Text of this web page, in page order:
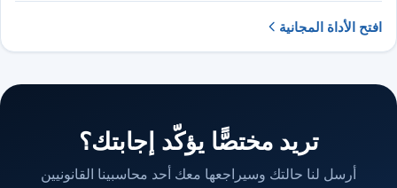
افتح الأداة المجانية
تريد مختصًّا يؤكّد إجابتك؟
أرسل لنا حالتك وسيراجعها معك أحد محاسبينا القانونيين